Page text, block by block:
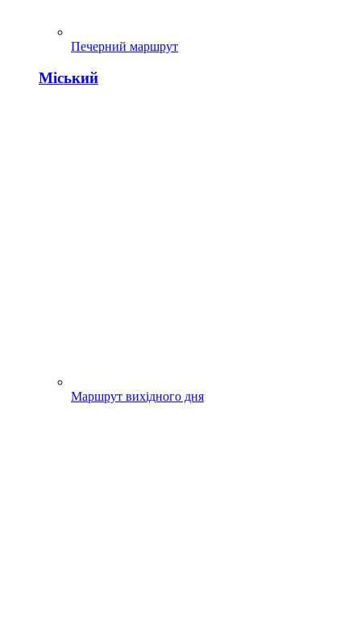
Печерний маршрут
Міський
Маршрут вихідного дня